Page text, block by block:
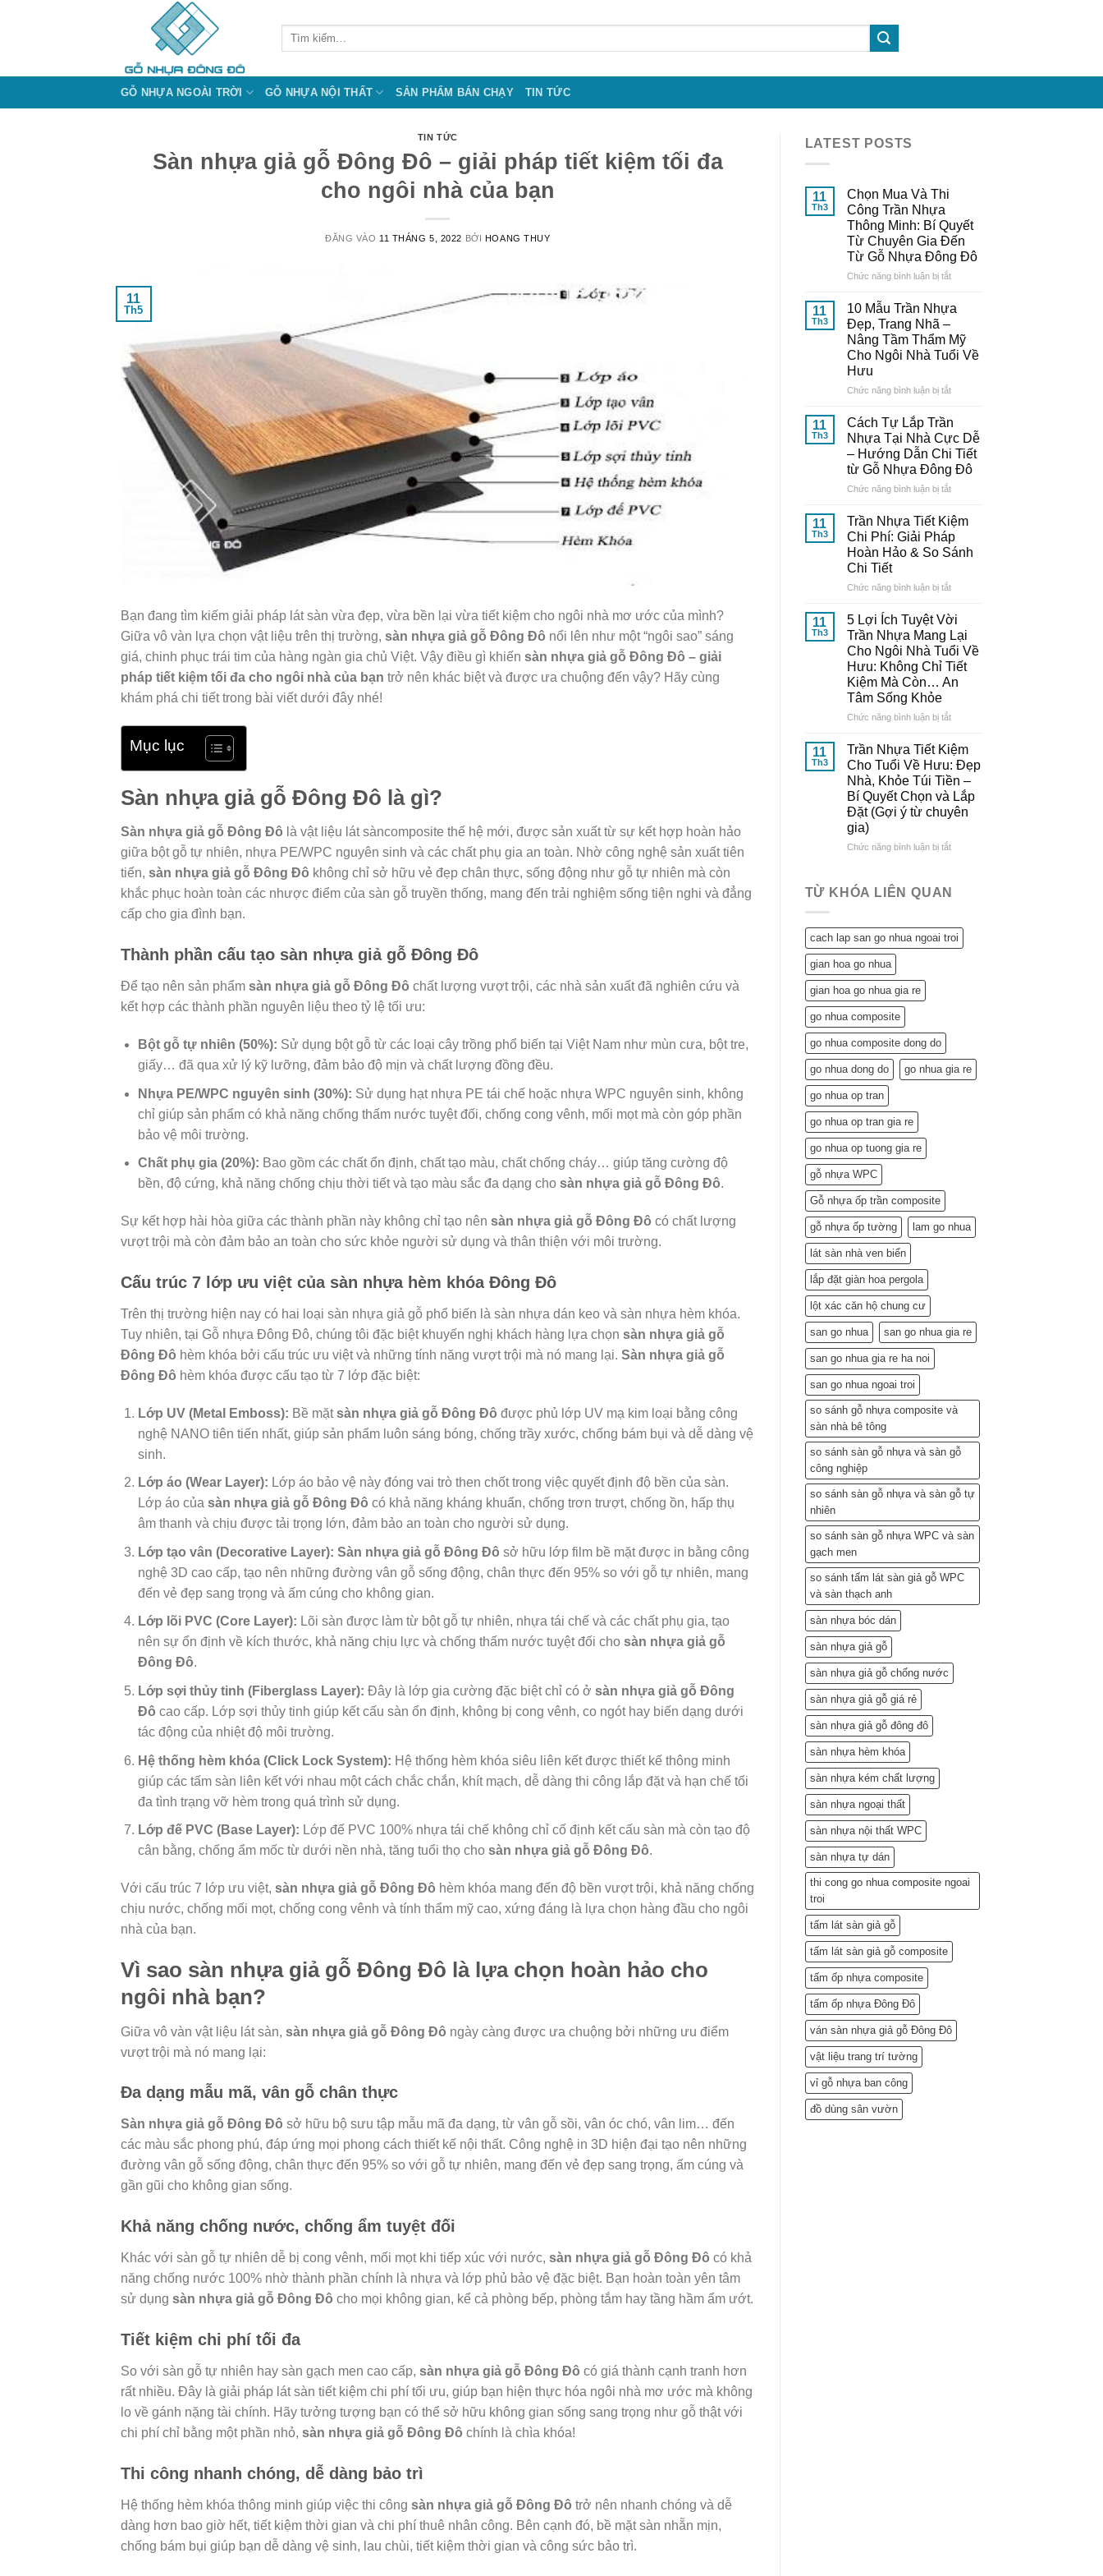
Tìm
GỖ NHỰA NGOÀI TRỜI GỖ NHỰA NỘI THẤT SẢN PHẨM BÁN CHẠY TIN TỨC
TIN TỨC
Sàn nhựa giả gỗ Đông Đô – giải pháp tiết kiệm tối đa
cho ngôi nhà của bạn
ĐĂNG VÀO 11 THÁNG 5, 2022 BỞI HOANG THUY
11
Th5
Bạn đang tìm kiếm giải pháp lát sàn vừa đẹp, vừa bền lại vừa tiết kiệm cho ngôi nhà mơ ước của mình?
Giữa vô vàn lựa chọn vật liệu trên thị trường, sàn nhựa giả gỗ Đông Đô nổi lên như một “ngôi sao” sáng
giá, chinh phục trái tim của hàng ngàn gia chủ Việt. Vậy điều gì khiến sàn nhựa giả gỗ Đông Đô – giải
pháp tiết kiệm tối đa cho ngôi nhà của bạn trở nên khác biệt và được ưa chuộng đến vậy? Hãy cùng
khám phá chi tiết trong bài viết dưới đây nhé!
Mục lục
Sàn nhựa giả gỗ Đông Đô là gì?
Sàn nhựa giả gỗ Đông Đô là vật liệu lát sàncomposite thế hệ mới, được sản xuất từ sự kết hợp hoàn hảo
giữa bột gỗ tự nhiên, nhựa PE/WPC nguyên sinh và các chất phụ gia an toàn. Nhờ công nghệ sản xuất tiên
tiến, sàn nhựa giả gỗ Đông Đô không chỉ sở hữu vẻ đẹp chân thực, sống động như gỗ tự nhiên mà còn
khắc phục hoàn toàn các nhược điểm của sàn gỗ truyền thống, mang đến trải nghiệm sống tiện nghi và đẳng
cấp cho gia đình bạn.
Thành phần cấu tạo sàn nhựa giả gỗ Đông Đô
Để tạo nên sản phẩm sàn nhựa giả gỗ Đông Đô chất lượng vượt trội, các nhà sản xuất đã nghiên cứu và
kết hợp các thành phần nguyên liệu theo tỷ lệ tối ưu:
Bột gỗ tự nhiên (50%): Sử dụng bột gỗ từ các loại cây trồng phổ biến tại Việt Nam như mùn cưa, bột tre,
giấy… đã qua xử lý kỹ lưỡng, đảm bảo độ mịn và chất lượng đồng đều.
Nhựa PE/WPC nguyên sinh (30%): Sử dụng hạt nhựa PE tái chế hoặc nhựa WPC nguyên sinh, không
chỉ giúp sản phẩm có khả năng chống thấm nước tuyệt đối, chống cong vênh, mối mọt mà còn góp phần
bảo vệ môi trường.
Chất phụ gia (20%): Bao gồm các chất ổn định, chất tạo màu, chất chống cháy… giúp tăng cường độ
bền, độ cứng, khả năng chống chịu thời tiết và tạo màu sắc đa dạng cho sàn nhựa giả gỗ Đông Đô.
Sự kết hợp hài hòa giữa các thành phần này không chỉ tạo nên sàn nhựa giả gỗ Đông Đô có chất lượng
vượt trội mà còn đảm bảo an toàn cho sức khỏe người sử dụng và thân thiện với môi trường.
Cấu trúc 7 lớp ưu việt của sàn nhựa hèm khóa Đông Đô
Trên thị trường hiện nay có hai loại sàn nhựa giả gỗ phổ biến là sàn nhựa dán keo và sàn nhựa hèm khóa.
Tuy nhiên, tại Gỗ nhựa Đông Đô, chúng tôi đặc biệt khuyến nghị khách hàng lựa chọn sàn nhựa giả gỗ
Đông Đô hèm khóa bởi cấu trúc ưu việt và những tính năng vượt trội mà nó mang lại. Sàn nhựa giả gỗ
Đông Đô hèm khóa được cấu tạo từ 7 lớp đặc biệt:
Lớp UV (Metal Emboss): Bề mặtsàn nhựa giả gỗ Đông Đô được phủ lớp UV mạ kim loại bằng công
nghệ NANO tiên tiến nhất, giúp sản phẩm luôn sáng bóng, chống trầy xước, chống bám bụi và dễ dàng vệ
sinh.
Lớp áo (Wear Layer): Lớp áo bảo vệ này đóng vai trò then chốt trong việc quyết định độ bền của sàn.
Lớp áo của sàn nhựa giả gỗ Đông Đô có khả năng kháng khuẩn, chống trơn trượt, chống ồn, hấp thụ
âm thanh và chịu được tải trọng lớn, đảm bảo an toàn cho người sử dụng.
Lớp tạo vân (Decorative Layer): Sàn nhựa giả gỗ Đông Đô sở hữu lớp film bề mặt được in bằng công
nghệ 3D cao cấp, tạo nên những đường vân gỗ sống động, chân thực đến 95% so với gỗ tự nhiên, mang
đến vẻ đẹp sang trọng và ấm cúng cho không gian.
Lớp lõi PVC (Core Layer): Lõi sàn được làm từ bột gỗ tự nhiên, nhựa tái chế và các chất phụ gia, tạo
nên sự ổn định về kích thước, khả năng chịu lực và chống thấm nước tuyệt đối cho sàn nhựa giả gỗ
Đông Đô.
Lớp sợi thủy tinh (Fiberglass Layer): Đây là lớp gia cường đặc biệt chỉ có ở sàn nhựa giả gỗ Đông
Đô cao cấp. Lớp sợi thủy tinh giúp kết cấu sàn ổn định, không bị cong vênh, co ngót hay biến dạng dưới
tác động của nhiệt độ môi trường.
Hệ thống hèm khóa (Click Lock System): Hệ thống hèm khóa siêu liên kết được thiết kế thông minh
giúp các tấm sàn liên kết với nhau một cách chắc chắn, khít mạch, dễ dàng thi công lắp đặt và hạn chế tối
đa tình trạng vỡ hèm trong quá trình sử dụng.
Lớp đế PVC (Base Layer): Lớp đế PVC 100% nhựa tái chế không chỉ cố định kết cấu sàn mà còn tạo độ
cân bằng, chống ẩm mốc từ dưới nền nhà, tăng tuổi thọ cho sàn nhựa giả gỗ Đông Đô.
Với cấu trúc 7 lớp ưu việt, sàn nhựa giả gỗ Đông Đô hèm khóa mang đến độ bền vượt trội, khả năng chống
chịu nước, chống mối mọt, chống cong vênh và tính thẩm mỹ cao, xứng đáng là lựa chọn hàng đầu cho ngôi
nhà của bạn.
Vì sao sàn nhựa giả gỗ Đông Đô là lựa chọn hoàn hảo cho
ngôi nhà bạn?
Giữa vô vàn vật liệu lát sàn, sàn nhựa giả gỗ Đông Đô ngày càng được ưa chuộng bởi những ưu điểm
vượt trội mà nó mang lại:
Đa dạng mẫu mã, vân gỗ chân thực
Sàn nhựa giả gỗ Đông Đô sở hữu bộ sưu tập mẫu mã đa dạng, từ vân gỗ sồi, vân óc chó, vân lim… đến
các màu sắc phong phú, đáp ứng mọi phong cách thiết kế nội thất. Công nghệ in 3D hiện đại tạo nên những
đường vân gỗ sống động, chân thực đến 95% so với gỗ tự nhiên, mang đến vẻ đẹp sang trọng, ấm cúng và
gần gũi cho không gian sống.
Khả năng chống nước, chống ẩm tuyệt đối
Khác với sàn gỗ tự nhiên dễ bị cong vênh, mối mọt khi tiếp xúc với nước, sàn nhựa giả gỗ Đông Đô có khả
năng chống nước 100% nhờ thành phần chính là nhựa và lớp phủ bảo vệ đặc biệt. Bạn hoàn toàn yên tâm
sử dụng sàn nhựa giả gỗ Đông Đô cho mọi không gian, kể cả phòng bếp, phòng tắm hay tầng hầm ẩm ướt.
Tiết kiệm chi phí tối đa
So với sàn gỗ tự nhiên hay sàn gạch men cao cấp, sàn nhựa giả gỗ Đông Đô có giá thành cạnh tranh hơn
rất nhiều. Đây là giải pháp lát sàn tiết kiệm chi phí tối ưu, giúp bạn hiện thực hóa ngôi nhà mơ ước mà không
lo về gánh nặng tài chính. Hãy tưởng tượng bạn có thể sở hữu không gian sống sang trọng như gỗ thật với
chi phí chỉ bằng một phần nhỏ, sàn nhựa giả gỗ Đông Đô chính là chìa khóa!
Thi công nhanh chóng, dễ dàng bảo trì
Hệ thống hèm khóa thông minh giúp việc thi công sàn nhựa giả gỗ Đông Đô trở nên nhanh chóng và dễ
dàng hơn bao giờ hết, tiết kiệm thời gian và chi phí thuê nhân công. Bên cạnh đó, bề mặt sàn nhẵn mịn,
chống bám bụi giúp bạn dễ dàng vệ sinh, lau chùi, tiết kiệm thời gian và công sức bảo trì.
LATEST POSTS
11
Th3
Chọn Mua Và Thi
Công Trần Nhựa
Thông Minh: Bí Quyết
Từ Chuyên Gia Đến
Từ Gỗ Nhựa Đông Đô
Chức năng bình luận bị tắtở
Công
Trần
Thông
Quyết
Từ
Chuyên
Gia
Đến
Nhựa
Đông
Đô
11
Th3
10 Mẫu Trần Nhựa
Đẹp, Trang Nhã –
Nâng Tầm Thẩm Mỹ
Cho Ngôi Nhà Tuổi Về
Hưu
Chức năng bình luận bị tắtở
Trần
Nhựa
Đẹp,
Trang
Nhã
Nâng
Tầm
Thẩm
Mỹ
Ngôi
Tuổi
Về
Hưu
11
Th3
Cách Tự Lắp Trần
Nhựa Tại Nhà Cực Dễ
– Hướng Dẫn Chi Tiết
từ Gỗ Nhựa Đông Đô
Chức năng bình luận bị tắtở
Tự
Lắp
Trần
Nhựa
Nhà
Dễ
–
Hướng
Dẫn
Chi
Tiết
Đô
11
Th3
Trần Nhựa Tiết Kiệm
Chi Phí: Giải Pháp
Hoàn Hảo & So Sánh
Chi Tiết
Chức năng bình luận bị tắtở
Nhựa
Tiết
Kiệm
Chi
Phí:
Giải
So
Sánh
Chi
Tiết
11
Th3
5 Lợi Ích Tuyệt Vời
Trần Nhựa Mang Lại
Cho Ngôi Nhà Tuổi Về
Hưu: Không Chỉ Tiết
Kiệm Mà Còn… An
Tâm Sống Khỏe
Chức năng bình luận bị tắtở
Lợi
Ích
Tuyệt
Vời
Trần
Nhựa
Tuổi
Hưu:
Không
Khỏe
11
Th3
Trần Nhựa Tiết Kiệm
Cho Tuổi Về Hưu: Đẹp
Nhà, Khỏe Túi Tiền –
Bí Quyết Chọn và Lắp
Đặt (Gợi ý từ chuyên
gia)
Chức năng bình luận bị tắtở
Tiết
Tuổi
Về
Quyết
Chọn
TỪ KHÓA LIÊN QUAN
cach lap san go nhua ngoai troi
gian hoa go nhua
gian hoa go nhua gia re
go nhua composite
go nhua composite dong do
go nhua dong do go nhua gia re
go nhua op tran
go nhua op tran gia re
go nhua op tuong gia re
gỗ nhựa WPC
Gỗ nhựa ốp trần composite
gỗ nhựa ốp tường lam go nhua
lát sàn nhà ven biển
lắp đặt giàn hoa pergola
lột xác căn hộ chung cư
san go nhua san go nhua gia re
san go nhua gia re ha noi
san go nhua ngoai troi
so sánh gỗ nhựa composite và
sàn nhà bê tông
so sánh sàn gỗ nhựa và sàn gỗ
công nghiệp
so sánh sàn gỗ nhựa và sàn gỗ tự
nhiên
so sánh sàn gỗ nhựa WPC và sàn
gạch men
so sánh tấm lát sàn giả gỗ WPC
và sàn thạch anh
sàn nhựa bóc dán
sàn nhựa giả gỗ
sàn nhựa giả gỗ chống nước
sàn nhựa giả gỗ giá rẻ
sàn nhựa giả gỗ đông đô
sàn nhựa hèm khóa
sàn nhựa kém chất lượng
sàn nhựa ngoại thất
sàn nhựa nội thất WPC
sàn nhựa tự dán
thi cong go nhua composite ngoai
troi
tấm lát sàn giả gỗ
tấm lát sàn giả gỗ composite
tấm ốp nhựa composite
tấm ốp nhựa Đông Đô
ván sàn nhựa giả gỗ Đông Đô
vật liệu trang trí tường
vỉ gỗ nhựa ban công
đồ dùng sân vườn